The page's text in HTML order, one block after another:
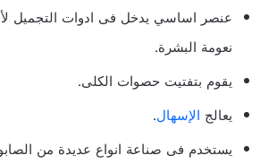
عنصر اساسي يدخل فى ادوات التجميل
نعومة البشرة.
يقوم بتفتيت حصوات الكلى.
يعالج الإسهال.
يستخدم فى صناعة انواع عديدة من